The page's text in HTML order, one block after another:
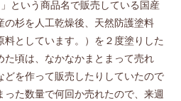
という商品名で販売している国産
杉を人工乾燥後、天然防護塗料
料としています。）を２度塗りした
頃は、なかなかまとまって売れ
を作って販売したりしていたので
た数量で何回か売れたので、来週